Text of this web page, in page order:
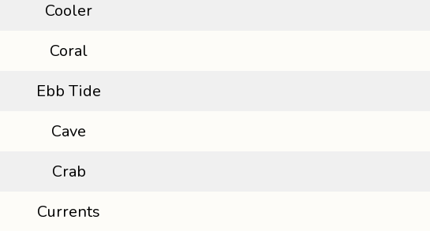
Cooler
Coral
Ebb Tide
Cave
Crab
Currents